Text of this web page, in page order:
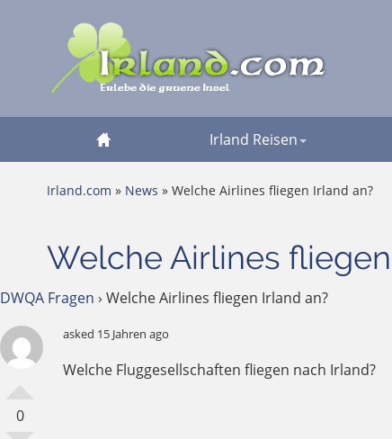
Irland Reisen
Irland.com » News » Welche Airlines fliegen Irland an?
Welche Airlines
DWQA Fragen › Welche Airlines fliegen Irland an?
0
asked 15 Jahren ago
Welche Fluggesellschaften fliegen nach Irland?